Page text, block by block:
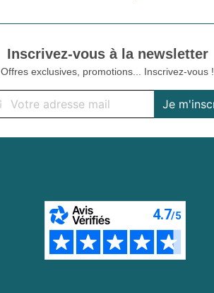
Inscrivez-vous à la newsletter
Offres exclusives, promotions... Inscrivez-vous !